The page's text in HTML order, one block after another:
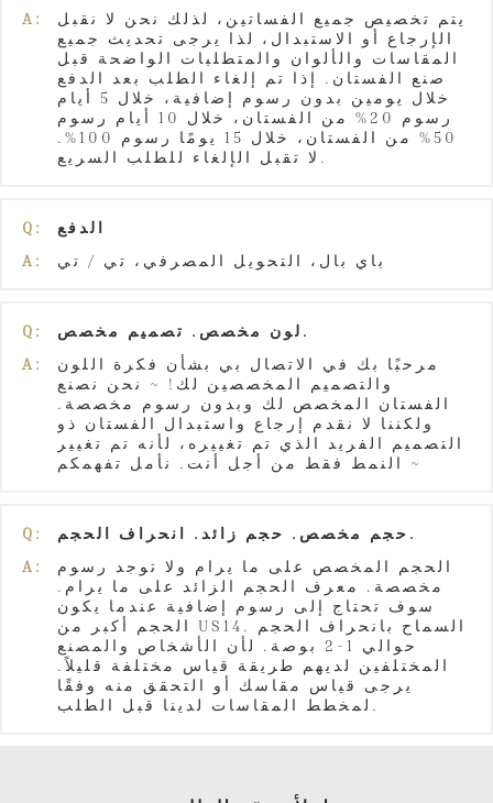
A:
يتم تخصيص جميع الفساتين، لذلك نحن لا نقبل
الإرجاع أو الاستبدال، لذا يرجى تحديث جميع
المقاسات والألوان والمتطلبات الواضحة قبل
صنع الفستان. إذا تم إلغاء الطلب بعد الدفع
خلال يومين بدون رسوم إضافية، خلال 5 أيام
رسوم 20% من الفستان، خلال 10 أيام رسوم
50% من الفستان، خلال 15 يومًا رسوم 100%.
لا تقبل الإلغاء للطلب السريع.
Q:
A:
باي بال، التحويل المصرفي، تي / تي
Q:
لون مخصص. تصميم مخصص.
A:
مرحبًا بك في الاتصال بي بشأن فكرة اللون
والتصميم المخصصين لك! ~ نحن نصنع
الفستان المخصص لك وبدون رسوم مخصصة.
ولكننا لا نقدم إرجاع واستبدال الفستان ذو
التصميم الفريد الذي تم تغييره، لأنه تم تغيير
النمط فقط من أجل أنت. نأمل تفهمكم ~
Q:
حجم مخصص. حجم زائد. انحراف الحجم.
A:
الحجم المخصص على ما يرام ولا توجد رسوم
مخصصة. معرف الحجم الزائد على ما يرام.
سوف تحتاج إلى رسوم إضافية عندما يكون
الحجم أكبر من US14. السماح بانحراف الحجم
حوالي 1-2 بوصة. لأن الأشخاص والمصنع
المختلفين لديهم طريقة قياس مختلفة قليلاً.
يرجى قياس مقاسك أو التحقق منه وفقًا
لمخطط المقاسات لدينا قبل الطلب.